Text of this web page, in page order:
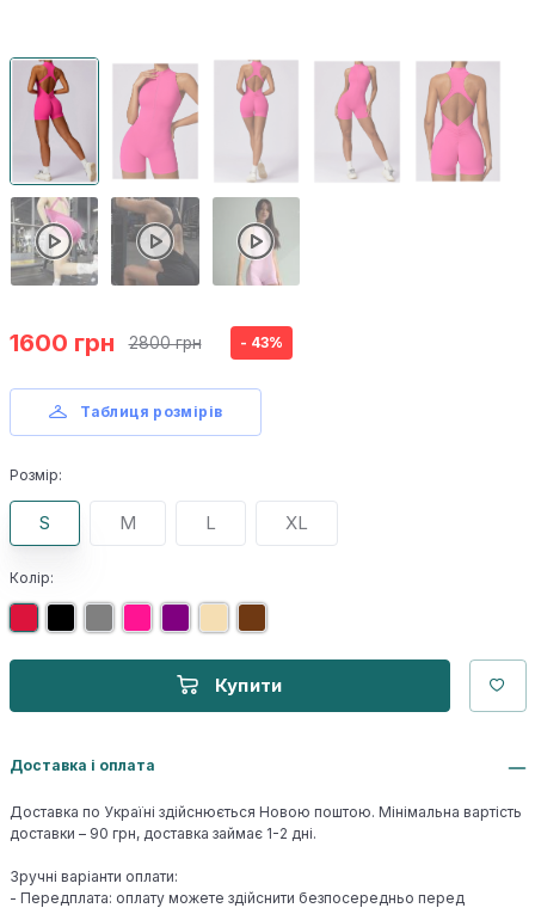
1600 грн 2800 грн - 43%
Таблиця розмірів
Розмір:
S M L XL
Колір:
Купити
Доставка і оплата
Доставка по Україні здійснюється Новою поштою. Мінімальна вартість
доставки – 90 грн, доставка займає 1-2 дні.
Зручні варіанти оплати:
- Передплата: оплату можете здійснити безпосередньо перед